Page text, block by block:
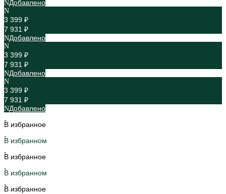
Добавлено
3 399 ₽
7 931 ₽
Добавлено
3 399 ₽
7 931 ₽
Добавлено
3 399 ₽
7 931 ₽
Добавлено
В избранное
В избранном
В избранное
В избранном
В избранное